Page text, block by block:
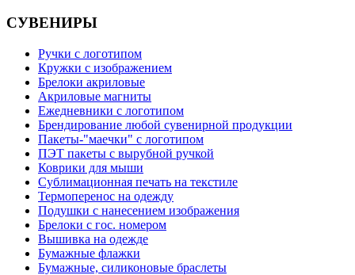
СУВЕНИРЫ
Ручки с логотипом
Кружки с изображением
Брелоки акриловые
Акриловые магниты
Ежедневники с логотипом
Брендирование любой сувенирной продукции
Пакеты-"маечки" с логотипом
ПЭТ пакеты с вырубной ручкой
Коврики для мыши
Сублимационная печать на текстиле
Термоперенос на одежду
Подушки с нанесением изображения
Брелоки с гос. номером
Вышивка на одежде
Бумажные флажки
Бумажные, силиконовые браслеты